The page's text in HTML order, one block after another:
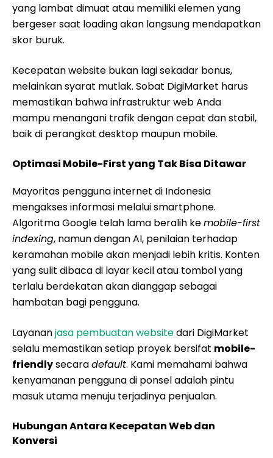
yang lambat dimuat atau memiliki elemen yang
bergeser saat loading akan langsung mendapatkan
skor buruk.
Kecepatan website bukan lagi sekadar bonus,
melainkan syarat mutlak. Sobat DigiMarket harus
memastikan bahwa infrastruktur web Anda
mampu menangani trafik dengan cepat dan stabil,
baik di perangkat desktop maupun mobile.
Optimasi Mobile-First yang Tak Bisa Ditawar
Mayoritas pengguna internet di Indonesia
mengakses informasi melalui smartphone.
Algoritma Google telah lama beralih kemobile-first
indexing, namun dengan AI, penilaian terhadap
keramahan mobile akan menjadi lebih kritis. Konten
yang sulit dibaca di layar kecil atau tombol yang
terlalu berdekatan akan dianggap sebagai
hambatan bagi pengguna.
Layananjasa pembuatan websitedari DigiMarket
selalu memastikan setiap proyek bersifat mobile-
friendlysecaradefault. Kami memahami bahwa
kenyamanan pengguna di ponsel adalah pintu
masuk utama menuju terjadinya penjualan.
Hubungan Antara Kecepatan Web dan
Konversi